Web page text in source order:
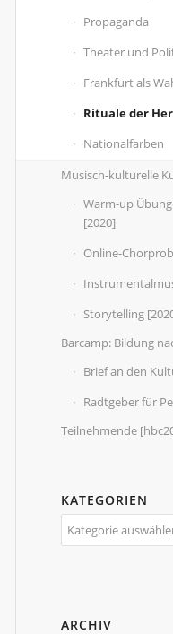
Propaganda
Theater und
Frankfurt als
Rituale der
Nationalfarben
Musisch-kulturelle
Warm-up
[2020]
Online-
Storytelling
Barcamp: Bildung
Brief an den
Radtgeber für
Teilnehmende
KATEGORIEN
Kategorien
ARCHIV